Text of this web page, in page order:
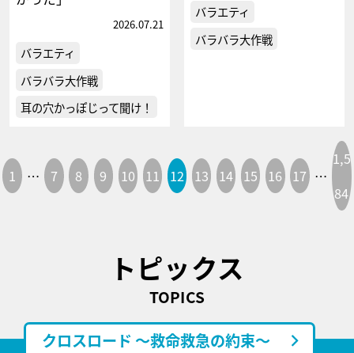
2026.07.21
バラエティ
バラバラ大作戦
耳の穴かっぽじって聞け！
バラエティ
バラバラ大作戦
1 … 7 8 9 10 11 12 13 14 15 16 17 …
1,5
84
トピックス
TOPICS
クロスロード ～救命救急の約束～